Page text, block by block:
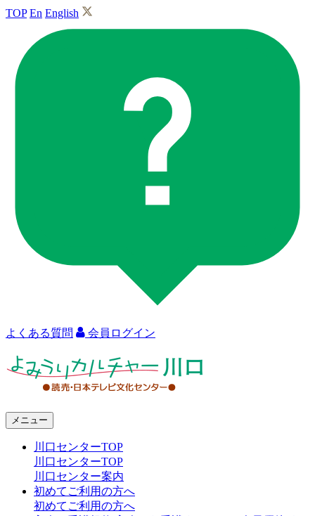
TOP En English
よくある質問 会員ログイン
メニュー
川口センターTOP
川口センターTOP
川口センター案内
初めてご利用の方へ
初めてご利用の方へ